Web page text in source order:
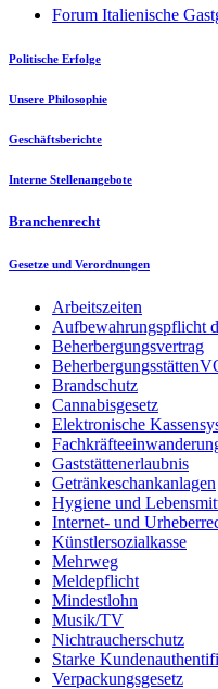
Forum Italienische
Politische Erfolge
Unsere Philosophie
Geschäftsberichte
Interne Stellenangebote
Branchenrecht
Gesetze und Verordnungen
Arbeitszeiten
Aufbewahrungspflicht
Beherbergungsvertrag
Brandschutz
Cannabisgesetz
Elektronische
Gaststättenerlaubnis
Getränkeschankanlagen
Hygiene und
Internet- und
Künstlersozialkasse
Mehrweg
Meldepflicht
Mindestlohn
Musik/TV
Nichtraucherschutz
Starke
Verpackungsgesetz